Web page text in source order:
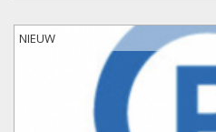
NIEUW